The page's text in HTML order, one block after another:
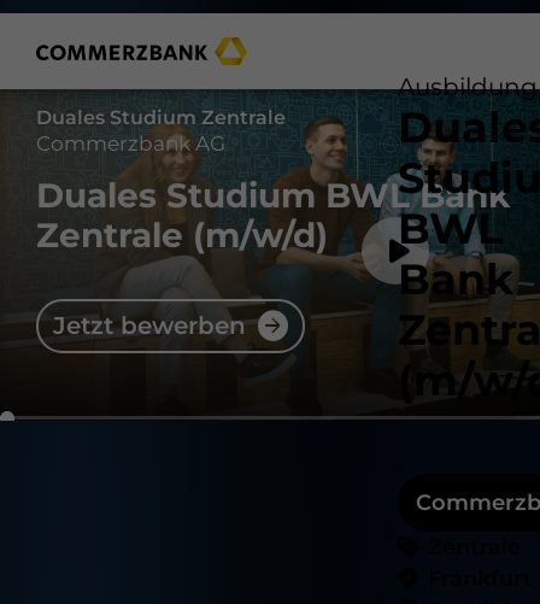
Duales Studium Zentrale
Commerzbank AG
Duales Studium BWL Bank
Zentrale (m/w/d)
Jetzt bewerben
Ausbildung
BWL
Bank
(m/